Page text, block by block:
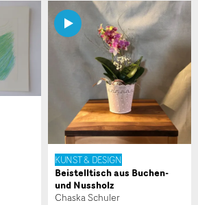
wird eine Kopie der E-Mail an
KUNST & DESIGN
Beistelltisch aus Buchen-
und Nussholz
Chaska Schuler